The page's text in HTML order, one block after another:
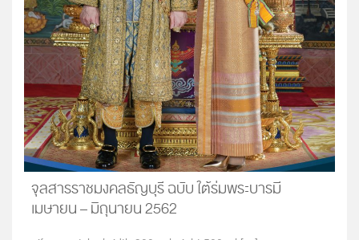
จุลสารราชมงคลธัญบุรี ฉบับ ใต้ร่มพระบารมี
เมษายน – มิถุนายน 2562